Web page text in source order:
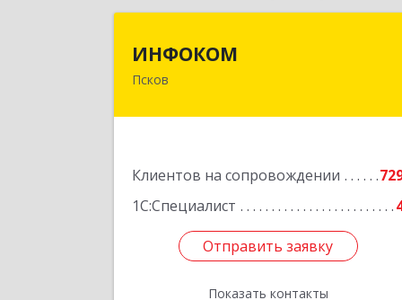
ИНФОКОМ
Псков
Клиентов на сопровождении
1С:Специалист
Отправить заявку
Показать контакты
Отправить заявку
Назад